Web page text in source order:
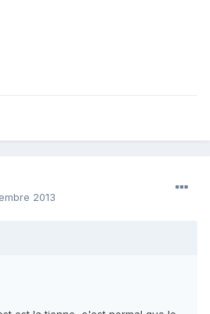
2013